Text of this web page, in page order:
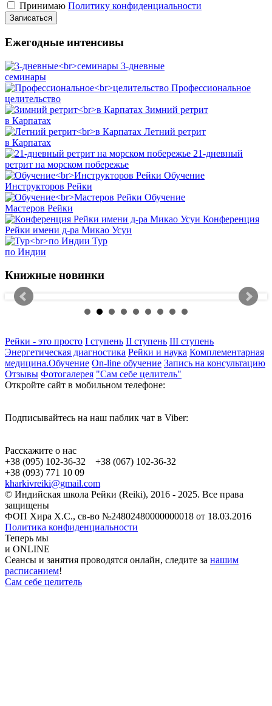
Принимаю Политику конфиденциальности
Ежегодные интенсивы
3-дневные
семинары
Профессиональное
целительство
Зимний ретрит
в Карпатах
Летний ретрит
в Карпатах
21-дневный
ретрит на морском побережье
Обучение
Инструкторов Рейки
Обучение
Мастеров Рейки
Конференция
Рейки имени д-ра Микао Усуи
Тур
по Индии
Книжные новинки
Рейки - это просто I ступень II ступень III ступень
Энергетическая диагностика Рейки и наука Комплементарная
медицина.Обучение On-line обучение Запись на консультацию
Отзывы Фотогалерея "Сам себе целитель"
Откройте сайт в мобильном телефоне:
Подписывайтесь на наш паблик чат в Viber:
Расскажите о нас
+38 (095) 102-36-32 +38 (067) 102-36-32
+38 (093) 771 10 09
kharkivreiki@gmail.com
© Индийская школа Рейки (Reiki), 2016 - 2025. Все права
защищены
ФОП Хира Х.С., св-во №24802480000000018 от 18.03.2016
Политика конфиденциальности
Теперь мы
и ONLINE
Сеансы и занятия проводятся онлайн, следите за нашим
расписанием!
Сам себе целитель